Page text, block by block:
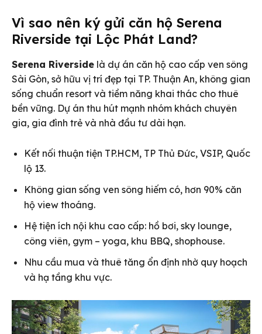
Vì sao nên ký gửi căn hộ Serena
Riverside tại Lộc Phát Land?
Serena Riverside là dự án căn hộ cao cấp ven sông
Sài Gòn, sở hữu vị trí đẹp tại TP. Thuận An, không gian
sống chuẩn resort và tiềm năng khai thác cho thuê
bền vững. Dự án thu hút mạnh nhóm khách chuyên
gia, gia đình trẻ và nhà đầu tư dài hạn.
Kết nối thuận tiện TP.HCM, TP Thủ Đức, VSIP, Quốc
lộ 13.
Không gian sống ven sông hiếm có, hơn 90% căn
hộ view thoáng.
Hệ tiện ích nội khu cao cấp: hồ bơi, sky lounge,
công viên, gym – yoga, khu BBQ, shophouse.
Nhu cầu mua và thuê tăng ổn định nhờ quy hoạch
và hạ tầng khu vực.